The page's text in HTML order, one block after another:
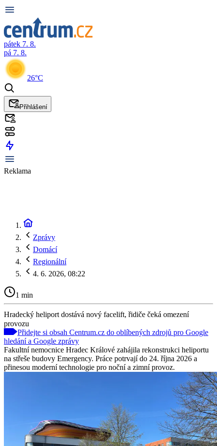
pátek 7. 8.
pá 7. 8.
26°C
Přihlášení
Reklama
Zprávy
Domácí
Regionální
4. 6. 2026, 08:22
1 min
Hradecký heliport dostává nový facelift, řidiče čeká omezení
provozu
Přidejte si obsah Centrum.cz do oblíbených zdrojů pro Google
hledání a Google zprávy
Fakultní nemocnice Hradec Králové zahájila rekonstrukci heliportu
na střeše budovy Emergency. Práce potrvají do 24. října 2026 a
přinesou moderní technologie pro noční a zimní provoz.